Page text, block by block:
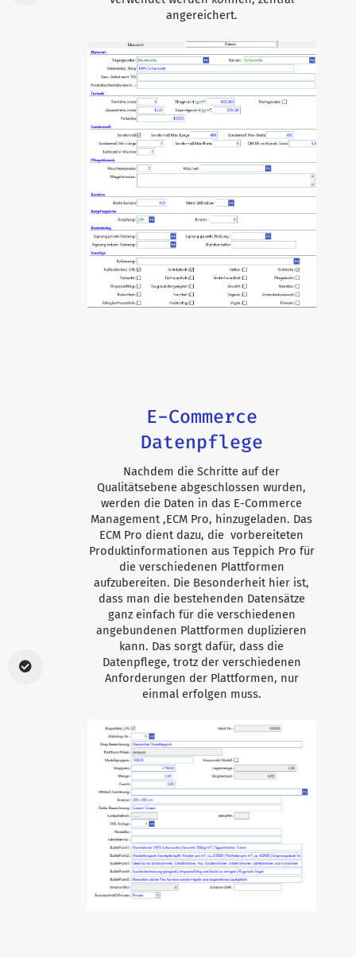
angereichert.
E-Commerce
Datenpflege
Nachdem die Schritte auf der
Qualitätsebene abgeschlossen wurden,
werden die Daten in das E-Commerce
Management ,ECM Pro, hinzugeladen. Das
ECM Pro dient dazu, die vorbereiteten
Produktinformationen aus Teppich Pro für
die verschiedenen Plattformen
aufzubereiten. Die Besonderheit hier ist,
dass man die bestehenden Datensätze
ganz einfach für die verschiedenen
angebundenen Plattformen duplizieren
kann. Das sorgt dafür, dass die
Datenpflege, trotz der verschiedenen
Anforderungen der Plattformen, nur
einmal erfolgen muss.